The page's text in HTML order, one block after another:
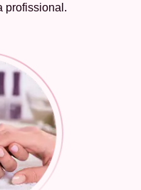
profissional.